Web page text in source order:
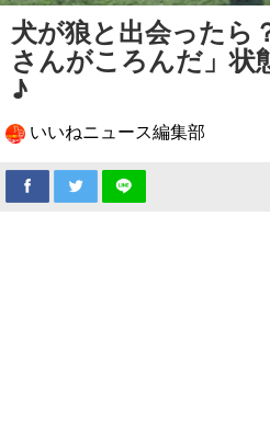
犬が狼と出会ったら
さんがころんだ」状
♪
いいねニュース編集部